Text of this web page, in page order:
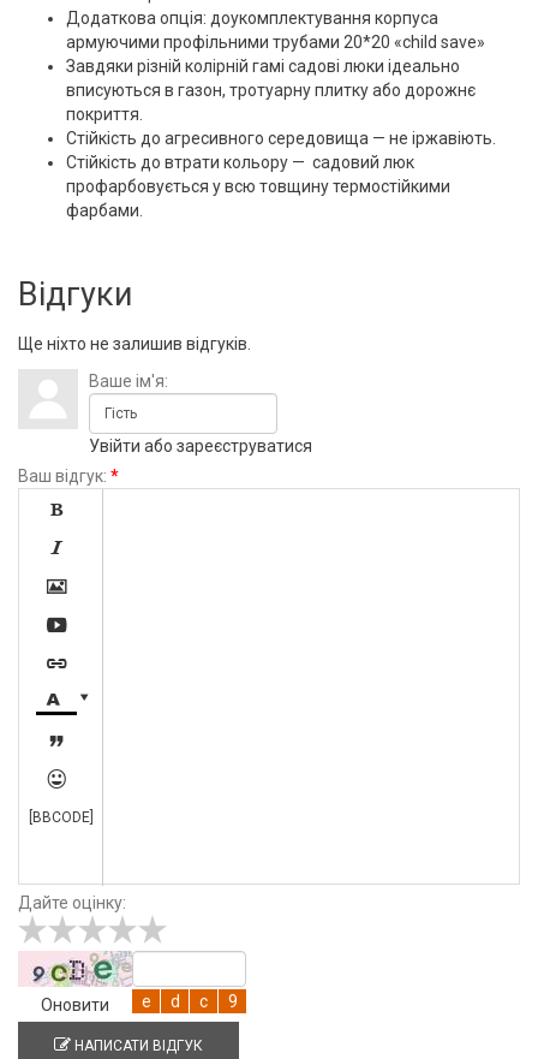
Додаткова опція: доукомплектування корпуса
армуючими профільними трубами 20*20 «child save»
Завдяки різній колірній гамі садові люки ідеально
вписуються в газон, тротуарну плитку або дорожнє
покриття.
Стійкість до агресивного середовища — не іржавіють.
Стійкість до втрати кольору — садовий люк
профарбовується у всю товщину термостійкими
фарбами.
Відгуки
Ще ніхто не залишив відгуків.
Ваше ім'я:
Увійти або зареєструватися
Ваш відгук: *









[BBCODE]
Дайте оцінку:
Оновити
НАПИСАТИ ВІДГУК